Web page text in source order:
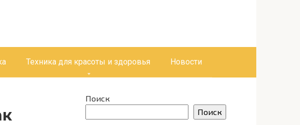
Техника для красоты и здоровья Новости
Поиск
Поиск